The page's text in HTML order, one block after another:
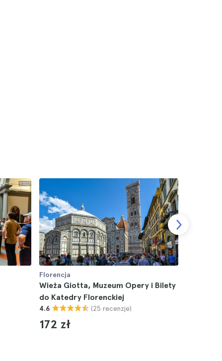
Florencja
Wieża Giotta, Muzeum Opery i Bilety
do Katedry Florenckiej
4.6 (25 recenzje)
172 zł